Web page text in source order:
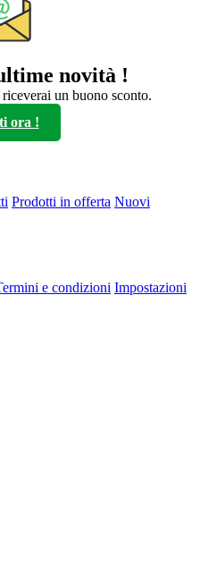
novità !
un buono sconto.
ora !
Prodotti in offerta Nuovi
e condizioni Impostazioni